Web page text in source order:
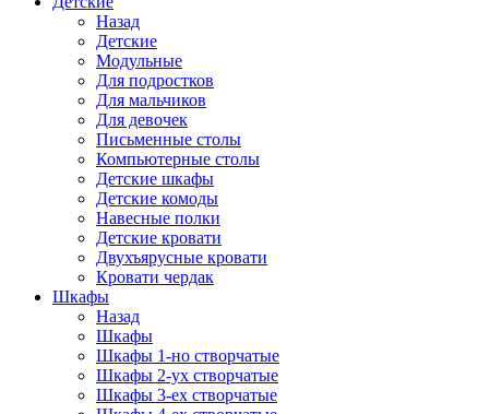
Назад
Детские
Модульные
Для подростков
Для мальчиков
Для девочек
Письменные столы
Компьютерные столы
Детские шкафы
Детские комоды
Навесные полки
Детские кровати
Двухъярусные кровати
Кровати чердак
Шкафы
Назад
Шкафы
Шкафы 1-но створчатые
Шкафы 2-ух створчатые
Шкафы 3-ех створчатые